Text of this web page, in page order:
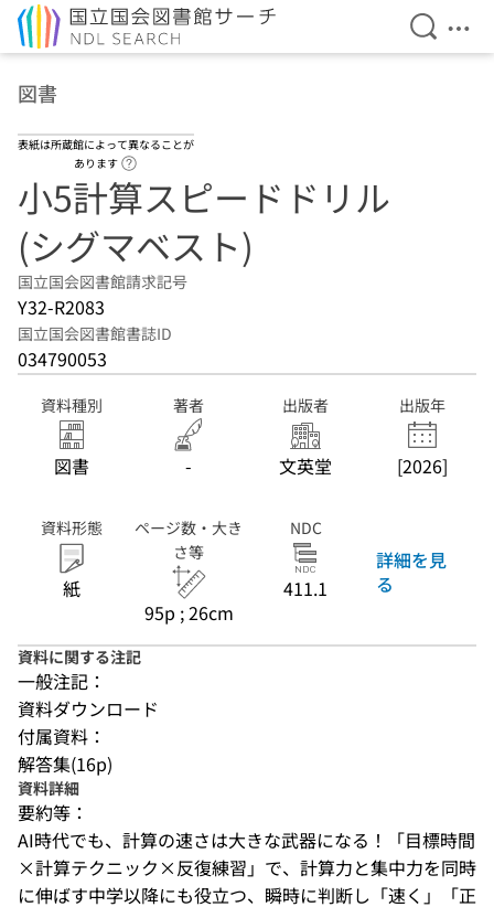
検索を
メ
図書
表紙は所蔵館によって異なることが
あります
小5計算スピードドリル
(シグマベスト)
国立国会図書館請求記号
Y32-R2083
国立国会図書館書誌ID
034790053
資料種別
図書
著者
-
出版者
文英堂
出版年
[2026]
資料形態
紙
ページ数・大き
さ等
95p ; 26cm
NDC
411.1
詳細を見
る
資料に関する注記
一般注記：
資料ダウンロード
付属資料：
解答集(16p)
資料詳細
要約等：
AI時代でも、計算の速さは大きな武器になる！「目標時間
×計算テクニック×反復練習」で、計算力と集中力を同時
に伸ばす中学以降にも役立つ、瞬時に判断し「速く」「正